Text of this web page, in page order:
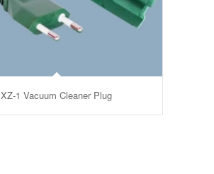
XZ-1 Vacuum Cleaner Plug